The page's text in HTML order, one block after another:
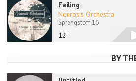
Failing
12''
Neurosis Orchestra
Sprengstoff 16
BY